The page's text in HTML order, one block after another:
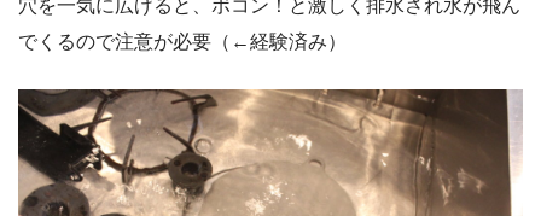
穴を一気に広げると、ボコン！と激しく排水され水が飛ん
でくるので注意が必要（←経験済み）